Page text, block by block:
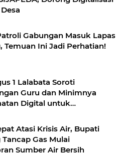
Gabungan Masuk Lapas
Temuan Ini Jadi Perhatian!
1 Lalabata Soroti
Guru dan Minimnya
Digital untuk
Atasi Krisis Air, Bupati
Gas Mulai
Sumber Air Bersih